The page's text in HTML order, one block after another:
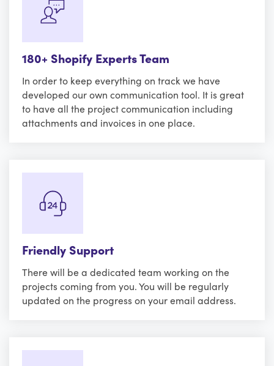
180+ Shopify Experts Team
In order to keep everything on track we have
developed our own communication tool. It is great
to have all the project communication including
attachments and invoices in one place.
Friendly Support
There will be a dedicated team working on the
projects coming from you. You will be regularly
updated on the progress on your email address.